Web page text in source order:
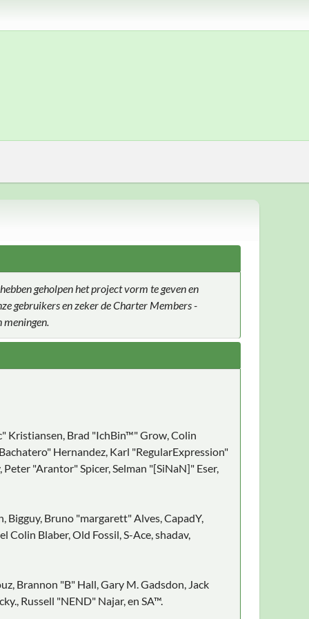
geholpen het project vorm te geven en
gebruikers en zeker de Charter Members -
meningen.
Kristiansen, Brad "IchBin™" Grow, Colin
Hernandez, Karl "RegularExpression"
"Arantor" Spicer, Selman "[SiNaN]" Eser,
Bigguy, Bruno "margarett" Alves, CapadY,
Blaber, Old Fossil, S-Ace, shadav,
Brannon "B" Hall, Gary M. Gadsdon, Jack
Russell "NEND" Najar, en SA™.